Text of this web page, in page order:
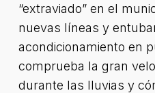
“extraviado” en el
nuevas líneas y
acondicionamiento en
comprueba la gran
durante las lluvias y